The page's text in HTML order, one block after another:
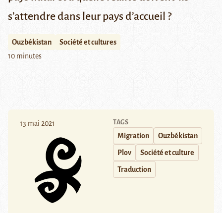
s’attendre dans leur pays d’accueil ?
Ouzbékistan
Société et cultures
10 minutes
13 mai 2021 TAGS
Migration Ouzbékistan
Plov Société et culture
Traduction